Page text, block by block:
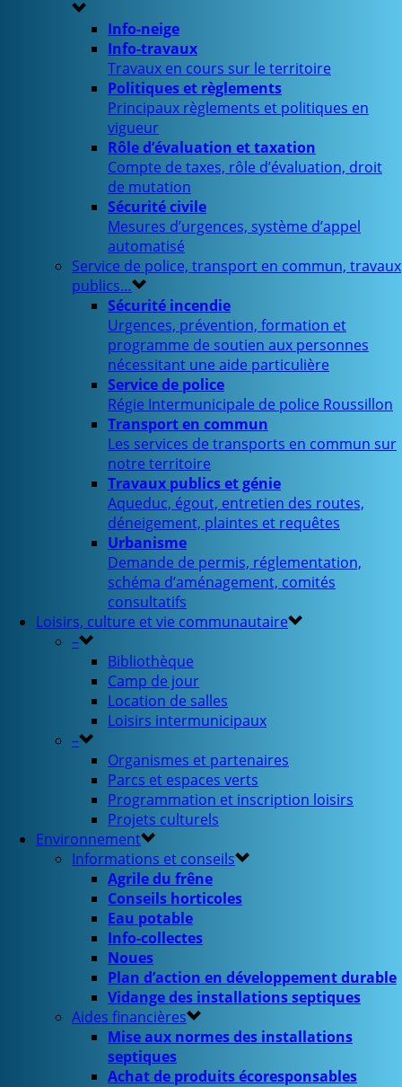
Info-neige
Info-travaux
Travaux en cours sur le territoire
Politiques et règlements
Principaux règlements et politiques en
vigueur
Rôle d’évaluation et taxation
Compte de taxes, rôle d’évaluation, droit
de mutation
Sécurité civile
Mesures d’urgences, système d’appel
automatisé
Service de police, transport en commun, travaux
publics…
Sécurité incendie
Urgences, prévention, formation et
programme de soutien aux personnes
nécessitant une aide particulière
Service de police
Régie Intermunicipale de police Roussillon
Transport en commun
Les services de transports en commun sur
notre territoire
Travaux publics et génie
Aqueduc, égout, entretien des routes,
déneigement, plaintes et requêtes
Urbanisme
Demande de permis, réglementation,
schéma d’aménagement, comités
consultatifs
Loisirs, culture et vie communautaire
–
Bibliothèque
Camp de jour
Location de salles
Loisirs intermunicipaux
–
Organismes et partenaires
Parcs et espaces verts
Programmation et inscription loisirs
Projets culturels
Environnement
Informations et conseils
Agrile du frêne
Conseils horticoles
Eau potable
Info-collectes
Noues
Plan d’action en développement durable
Vidange des installations septiques
Aides financières
Mise aux normes des installations
septiques
Achat de produits écoresponsables